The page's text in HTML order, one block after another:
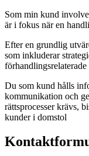
Som min kund
är i fokus när en
Efter en grundlig
som inkluderar
förhandlingsrelaterade
Du som kund hålls
kommunikation och
rättsprocesser krävs,
kunder i domstol